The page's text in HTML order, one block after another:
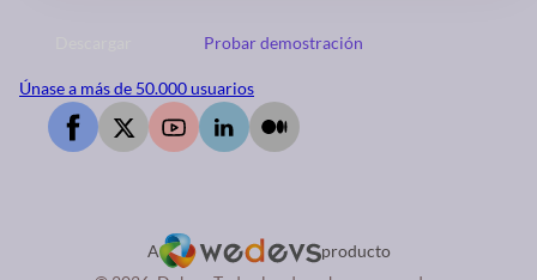
Probar demostración
Únase a más de 50.000 usuarios
A
producto